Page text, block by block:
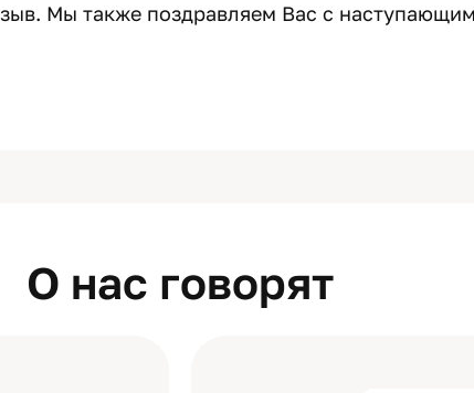
Мы также поздравляем Вас с
О нас говорят